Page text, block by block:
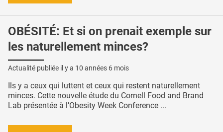
OBÉSITÉ: Et si on prenait exemple sur
les naturellement minces?
Actualité publiée il y a 10 années 6 mois
Ils y a ceux qui luttent et ceux qui restent naturellement
minces. Cette nouvelle étude du Cornell Food and Brand
Lab présentée à l’Obesity Week Conference ...